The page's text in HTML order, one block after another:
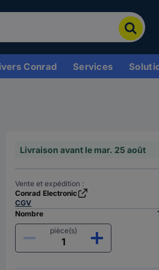
Conrad Services
Livraison avant le mar. 25 août
Vente et expédition :
Conrad Electronic
CGV
Nombre
pièce(s)